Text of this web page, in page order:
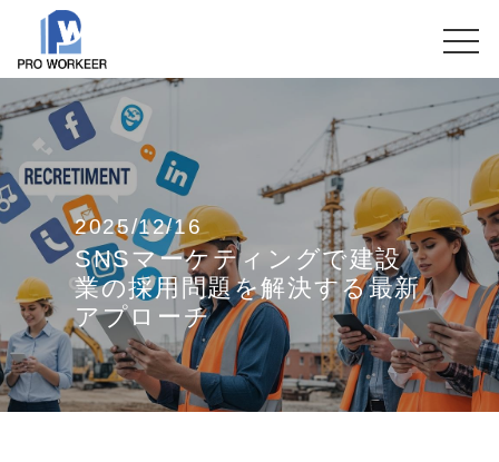
2025/12/16
SNSマーケティングで建設
業の採用問題を解決する最新
アプローチ